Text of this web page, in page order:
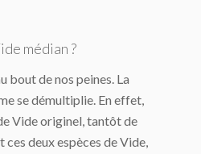
médian ?
bout de nos peines. La
se démultiplie. En effet,
Vide originel, tantôt de
deux espèces de Vide,